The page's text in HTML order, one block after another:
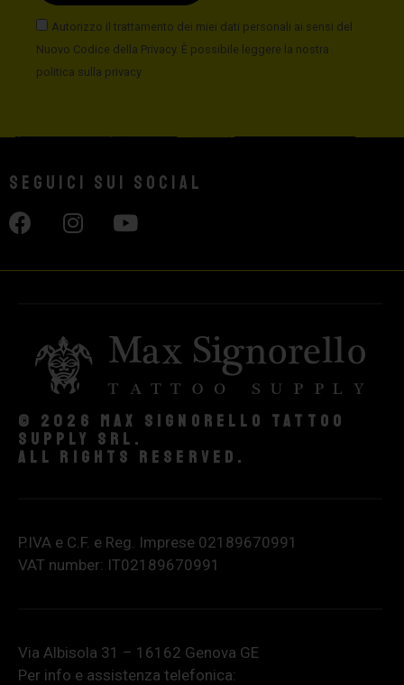
Autorizzo il trattamento dei miei dati personali ai sensi del
Nuovo Codice della Privacy. È possibile leggere la nostra
politica sulla privacy
Seguici sui social
© 2026 Max Signorello Tattoo
supply srl.
All rights reserved.
P.IVA e C.F. e Reg. Imprese 02189670991
VAT number: IT02189670991
Via Albisola 31 – 16162 Genova GE
Per info e assistenza telefonica: